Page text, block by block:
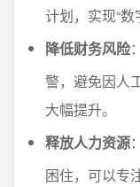
计划，实现“数
降低财务风险
警，避免因人
大幅提升。
释放人力资源
困住，可以专